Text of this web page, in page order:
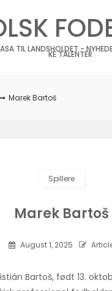
TIL LANDSHOLDET -
KE TALENTER
Marek Bartoš
Spillere
Marek Bartoš
August 1, 2025
Bartoš, født 13.